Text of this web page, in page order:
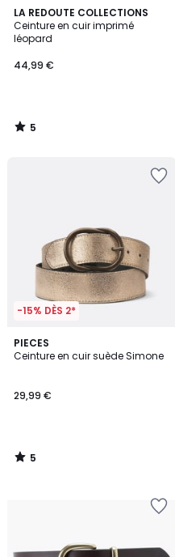
LA REDOUTE COLLECTIONS
Ceinture en cuir imprimé
léopard
44,99 €
5
/
5
5
/
-15% DÈS 2*
PIECES
Ceinture en cuir suède Simone
29,99 €
5
/
5
/